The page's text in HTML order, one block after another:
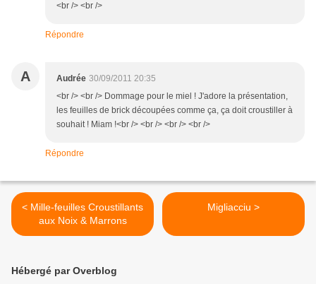
<br /> <br />
Répondre
A Audrée 30/09/2011 20:35
<br /> <br /> Dommage pour le miel ! J'adore la présentation,
les feuilles de brick découpées comme ça, ça doit croustiller à
souhait ! Miam !<br /> <br /> <br /> <br />
Répondre
< Mille-feuilles Croustillants
aux Noix & Marrons
Migliacciu >
Hébergé par Overblog